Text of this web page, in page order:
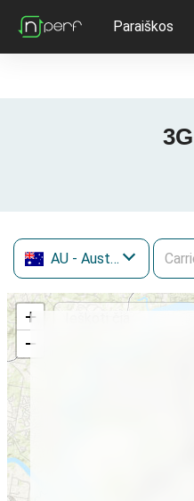
Paraiškos
AU - Australija
+
−